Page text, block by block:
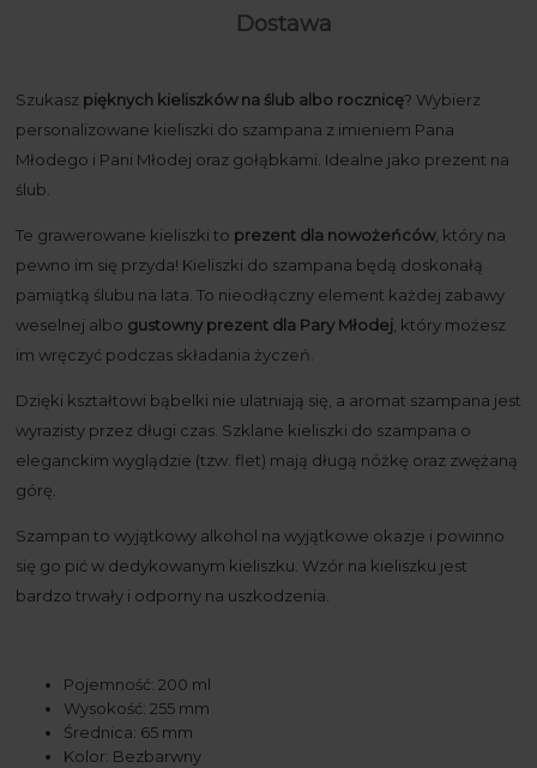
Dostawa
Szukasz pięknych kieliszków na ślub albo rocznicę? Wybierz
personalizowane kieliszki do szampana z imieniem Pana
Młodego i Pani Młodej oraz gołąbkami. Idealne jako prezent na
ślub.
Te grawerowane kieliszki to prezent dla nowożeńców, który na
pewno im się przyda! Kieliszki do szampana będą doskonałą
pamiątką ślubu na lata. To nieodłączny element każdej zabawy
weselnej albo gustowny prezent dla Pary Młodej , który możesz
im wręczyć podczas składania życzeń.
Dzięki kształtowi bąbelki nie ulatniają się, a aromat szampana jest
wyrazisty przez długi czas. Szklane kieliszki do szampana o
eleganckim wyglądzie (tzw. flet) mają długą nóżkę oraz zwężaną
górę.
Szampan to wyjątkowy alkohol na wyjątkowe okazje i powinno
się go pić w dedykowanym kieliszku. Wzór na kieliszku jest
bardzo trwały i odporny na uszkodzenia.
Pojemność: 200 ml
Wysokość: 255 mm
Średnica: 65 mm
Kolor: Bezbarwny